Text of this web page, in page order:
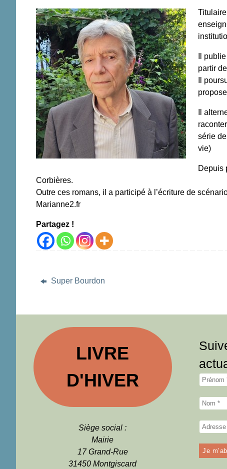
Il
partir
Il
Il
série
vie)
Depuis
Corbières.
Outre ces romans, il a participé à l’écriture de
Marianne2.fr
Partagez !
Super Bourdon
LIVRE
D'HIVER
Siège social :
Mairie
17 Grand-Rue
31450 Montgiscard